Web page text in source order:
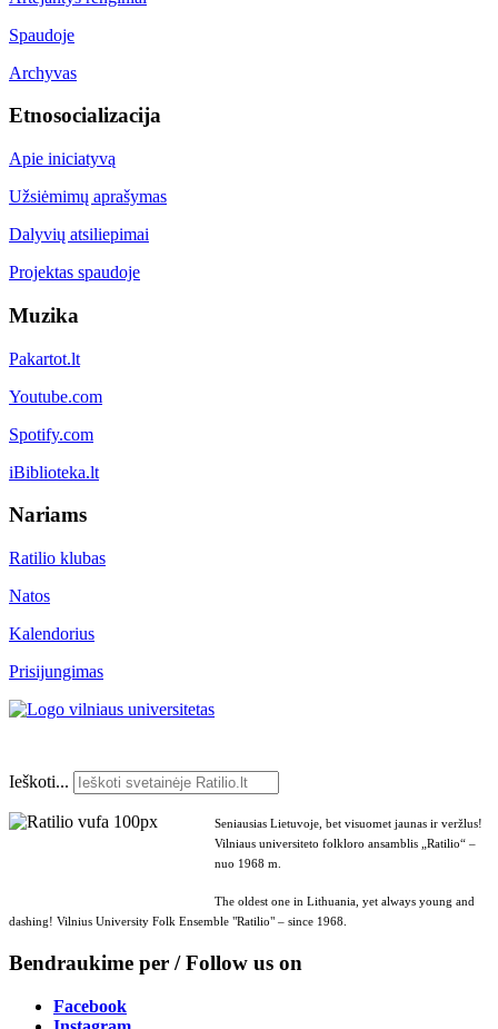
Spaudoje
Archyvas
Etnosocializacija
Apie iniciatyvą
Užsiėmimų aprašymas
Dalyvių atsiliepimai
Projektas spaudoje
Muzika
Pakartot.lt
Youtube.com
Spotify.com
iBiblioteka.lt
Nariams
Ratilio klubas
Natos
Kalendorius
Prisijungimas
Ieškoti...
Seniausias Lietuvoje, bet visuomet jaunas ir veržlus!
Vilniaus universiteto folkloro ansamblis „Ratilio“ –
nuo 1968 m.
The oldest one in Lithuania, yet always young and
dashing! Vilnius University Folk Ensemble "Ratilio" – since 1968.
Bendraukime per / Follow us on
Facebook
Instagram